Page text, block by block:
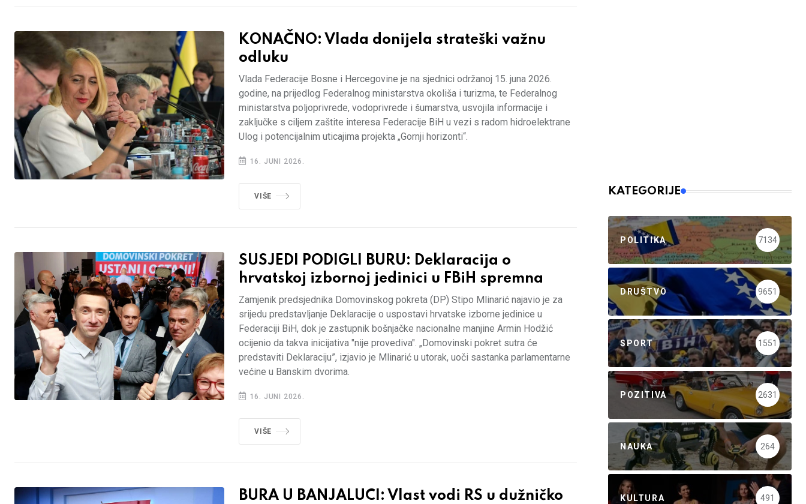
KONAČNO: Vlada donijela strateški važnu
odluku
Vlada Federacije Bosne i Hercegovine je na sjednici održanoj 15. juna 2026.
godine, na prijedlog Federalnog ministarstva okoliša i turizma, te Federalnog
ministarstva poljoprivrede, vodoprivrede i šumarstva, usvojila informacije i
zaključke s ciljem zaštite interesa Federacije BiH u vezi s radom hidroelektrane
Ulog i potencijalnim uticajima projekta „Gornji horizonti“.
16. JUNI 2026.
VIŠE
SUSJEDI PODIGLI BURU: Deklaracija o
hrvatskoj izbornoj jedinici u FBiH spremna
Zamjenik predsjednika Domovinskog pokreta (DP) Stipo Mlinarić najavio je za
srijedu predstavljanje Deklaracije o uspostavi hrvatske izborne jedinice u
Federaciji BiH, dok je zastupnik bošnjačke nacionalne manjine Armin Hodžić
ocijenio da takva inicijativa "nije provediva". „Domovinski pokret sutra će
predstaviti Deklaraciju”, izjavio je Mlinarić u utorak, uoči sastanka parlamentarne
većine u Banskim dvorima.
16. JUNI 2026.
VIŠE
BURA U BANJALUCI: Vlast vodi RS u dužničko
KATEGORIJE
POLITIKA 7134
DRUŠTVO 9651
SPORT 1551
POZITIVA 2631
NAUKA 264
KULTURA 491